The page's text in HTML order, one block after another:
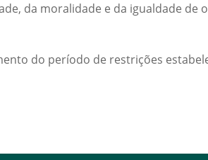
da moralidade e da igualdade de
do período de restrições